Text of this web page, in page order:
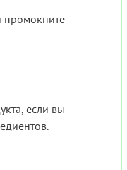
промокните
если вы